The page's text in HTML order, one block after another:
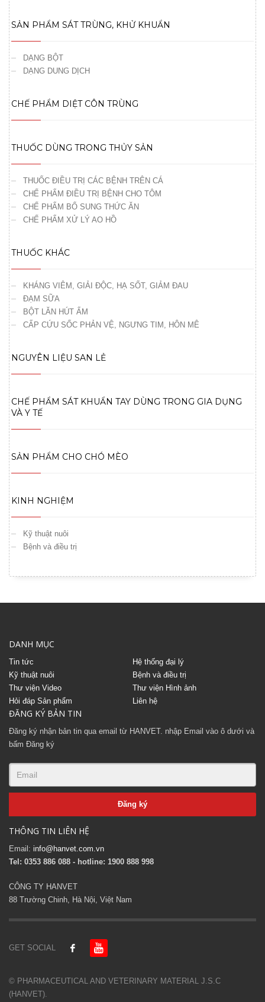
SẢN PHẨM SÁT TRÙNG, KHỬ KHUẨN
DẠNG BỘT
DẠNG DUNG DỊCH
CHẾ PHẨM DIỆT CÔN TRÙNG
THUỐC DÙNG TRONG THỦY SẢN
THUỐC ĐIỀU TRỊ CÁC BỆNH TRÊN CÁ
CHẾ PHẨM ĐIỀU TRỊ BỆNH CHO TÔM
CHẾ PHẨM BỔ SUNG THỨC ĂN
CHẾ PHẨM XỬ LÝ AO HỒ
THUỐC KHÁC
KHÁNG VIÊM, GIẢI ĐỘC, HẠ SỐT, GIẢM ĐAU
ĐẠM SỮA
BỘT LĂN HÚT ẨM
CẤP CỨU SỐC PHẢN VỆ, NGƯNG TIM, HÔN MÊ
NGUYÊN LIỆU SAN LẺ
CHẾ PHẨM SÁT KHUẨN TAY DÙNG TRONG GIA DỤNG
VÀ Y TẾ
SẢN PHẨM CHO CHÓ MÈO
KINH NGHIỆM
Kỹ thuật nuôi
Bệnh và điều trị
DANH MỤC
Tin tức
Hệ thống đại lý
Kỹ thuật nuôi
Bệnh và điều trị
Thư viện Video
Thư viện Hình ảnh
Hỏi đáp Sản phẩm
Liên hệ
ĐĂNG KÝ BẢN TIN
Đăng ký nhận bản tin qua email từ HANVET. nhập Email vào ô dưới và
bấm Đăng ký
THÔNG TIN LIÊN HỆ
Email: info@hanvet.com.vn
Tel: 0353 886 088 - hotline: 1900 888 998
CÔNG TY HANVET
88 Trường Chinh, Hà Nội, Việt Nam
GET SOCIAL
© PHARMACEUTICAL AND VETERINARY MATERIAL J.S.C
(HANVET).